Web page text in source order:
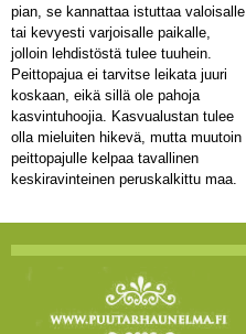
pian, se kannattaa istuttaa valoisalle
tai kevyesti varjoisalle paikalle,
jolloin lehdistöstä tulee tuuhein.
Peittopajua ei tarvitse leikata juuri
koskaan, eikä sillä ole pahoja
kasvintuhoojia. Kasvualustan tulee
olla mieluiten hikevä, mutta muutoin
peittopajulle kelpaa tavallinen
keskiravinteinen peruskalkittu maa.